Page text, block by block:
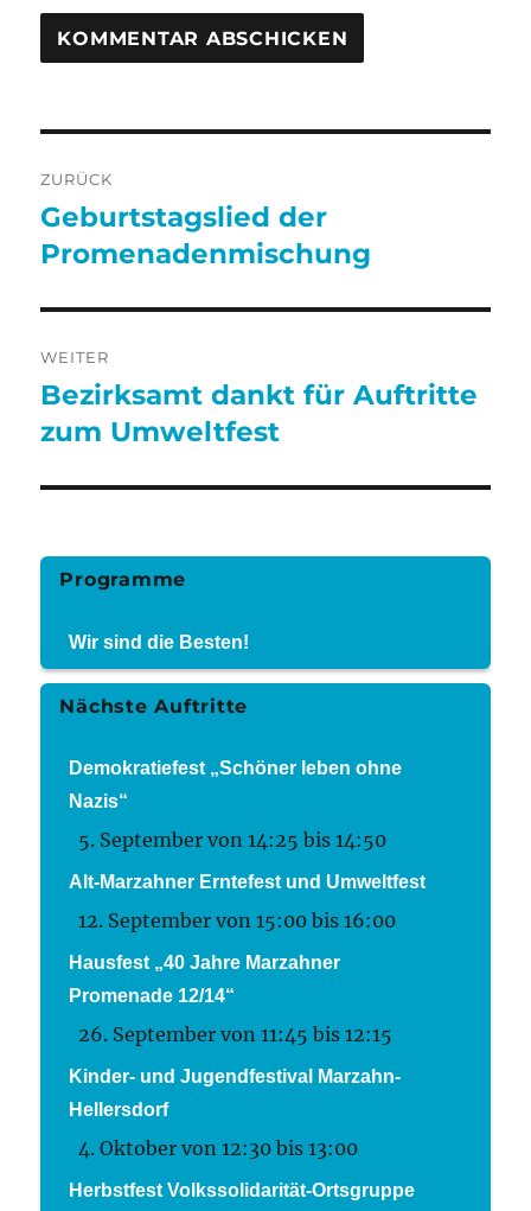
ZURÜCK
Vorheriger
Beitrag:
Geburtstagslied der
Promenadenmischung
WEITER
Nächster
Beitrag:
Bezirksamt dankt für Auftritte
zum Umweltfest
Programme
Wir sind die Besten!
Nächste Auftritte
Demokratiefest „Schöner leben ohne
Nazis“
5. September von 14:25 bis14:50
Alt-Marzahner Erntefest und Umweltfest
12. September von 15:00 bis16:00
Hausfest „40 Jahre Marzahner
Promenade 12/14“
26. September von 11:45 bis12:15
Kinder- und Jugendfestival Marzahn-
Hellersdorf
4. Oktober von 12:30 bis13:00
Herbstfest Volkssolidarität-Ortsgruppe